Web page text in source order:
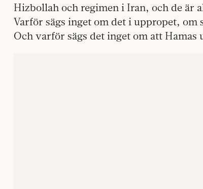
Hizbollah och regimen i Iran, och de är
Varför sägs inget om det i uppropet,
Och varför sägs det inget om att